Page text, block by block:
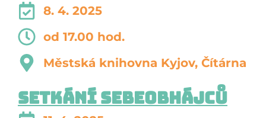
8. 4. 2025
od 17.00 hod.
Městská knihovna Kyjov, Čítárna
Setkání sebeobhájců